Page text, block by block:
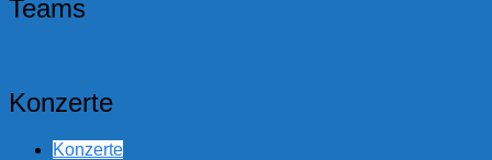
Teams
Konzerte
Konzerte